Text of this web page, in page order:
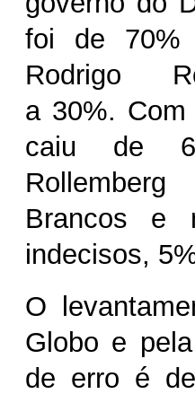
foi de 70%
Rodrigo
a 30%.
caiu de
Brancos e
indecisos,
O
Globo e
de erro é